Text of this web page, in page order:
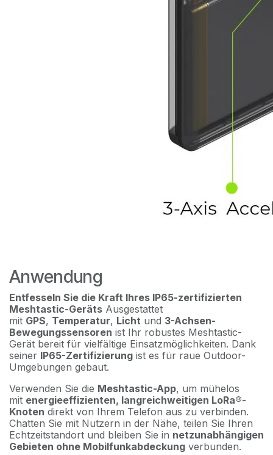
Anwendung
Entfesseln Sie die Kraft Ihres IP65-zertifizierten
Meshtastic-Geräts Ausgestattet
mit GPS, Temperatur, Licht und 3-Achsen-
Bewegungssensoren ist Ihr robustes Meshtastic-
Gerät bereit für vielfältige Einsatzmöglichkeiten. Dank
seiner IP65-Zertifizierung ist es für raue Outdoor-
Umgebungen gebaut.
Verwenden Sie die Meshtastic-App, um mühelos
mit energieeffizienten, langreichweitigen LoRa®-
Knoten direkt von Ihrem Telefon aus zu verbinden.
Chatten Sie mit Nutzern in der Nähe, teilen Sie Ihren
Echtzeitstandort und bleiben Sie in netzunabhängigen
Gebieten ohne Mobilfunkabdeckung verbunden.